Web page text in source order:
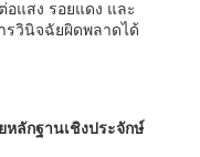
แสง รอยแดง และ
วินิจฉัยผิดพลาดได้
หลักฐานเชิงประจักษ์